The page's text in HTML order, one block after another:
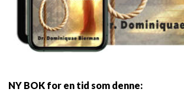
NY BOK for en tid som denne: